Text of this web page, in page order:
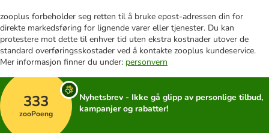
zooplus forbeholder seg retten til å bruke epost-adressen din for
direkte markedsføring for lignende varer eller tjenester. Du kan
protestere mot dette til enhver tid uten ekstra kostnader utover de
standard overføringsskostader ved å kontakte zooplus kundeservice.
Mer informasjon finner du under: personvern
333
zooPoeng
Nyhetsbrev - Ikke gå glipp av personlige tilbud,
kampanjer og rabatter!